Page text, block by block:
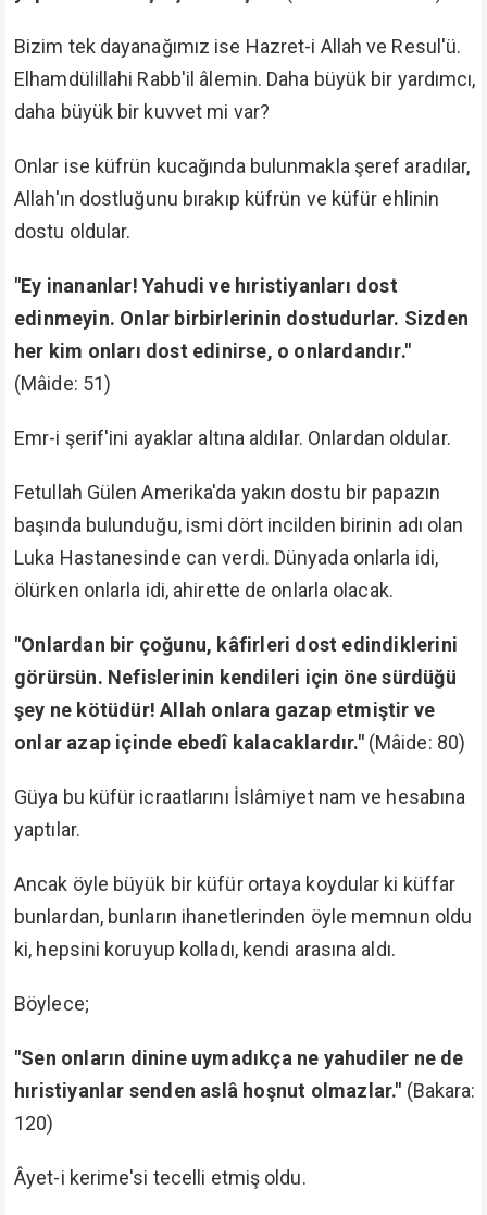
şey ne kötüdür! Allah onlara gazap etmiştir ve
onlar azap içinde ebedî kalacaklardır."(Mâide: 80)
yaptılar.
Ancak öyle büyük bir küfür ortaya koydular ki küffar
ki, hepsini koruyup kolladı, kendi arasına aldı.
Böylece;
"Sen onların dinine uymadıkça ne yahudiler ne de
hıristiyanlar senden aslâ hoşnut olmazlar."(Bakara:
Âyet-i kerime'si tecelli etmiş oldu.
Muhterem Ömer Öngüt -kuddise sırruh- Hazretleri
Amerika'ya hizmet ettiğini seneler evvel ilân etmişti:
"Bugün memleketimiz ve dinimiz üzerinde en
büyük çalışmayı Amerika yapıyor. İslâm'ı yıkmaya
çalışıyor. Amerika'ya hizmet eden de İslâm'ın
yıkılmasına hizmet etmiş oluyor.
Bunların durumu budur. Maksatları İslâm'ı
yıkmaktır. Bu güzelim vatanı bölmek için, küfrü
yaymak için çok çalışıyorlar.
Küffârın memleketimize ve bu millete nüfuz
etmesine zemin hazırlayan bu münafıklar küffârın
ajanıdır. Küffârın yapamadığını İslâm maskesi
çalışır, onların himayesi altındadır. Türkiye ile,
İslâm ile hiçbir ilgileri yoktur."buyurmuşlardı. (Biz
Küfrü Hoşgörenlerden Değiliz, s. 133-134)